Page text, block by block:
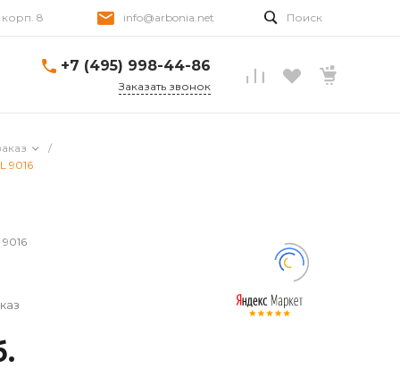
корп. 8 info@arbonia.net Поиск
+7 (495) 998-44-86
Заказать звонок
/
9016
9016